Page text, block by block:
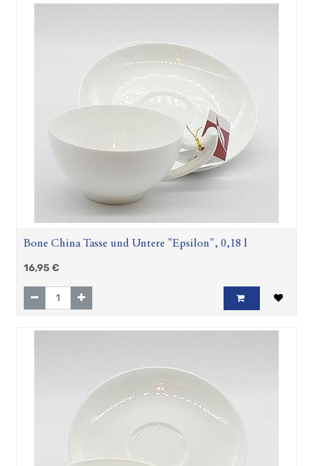
China
Bone China Tasse und Untere "Epsilon", 0,18 l
16,95€